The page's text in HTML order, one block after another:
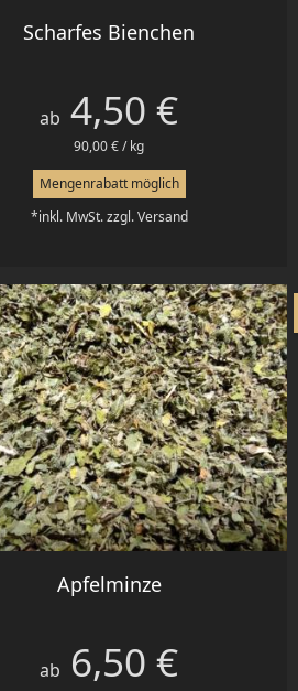
Vorschau
Scharfes Bienchen
Preis
ab 4,50 €
90,00 € / kg
Mengenrabatt möglich
*inkl. MwSt. zzgl. Versand
Vorschau
Apfelminze
Preis
ab 6,50 €